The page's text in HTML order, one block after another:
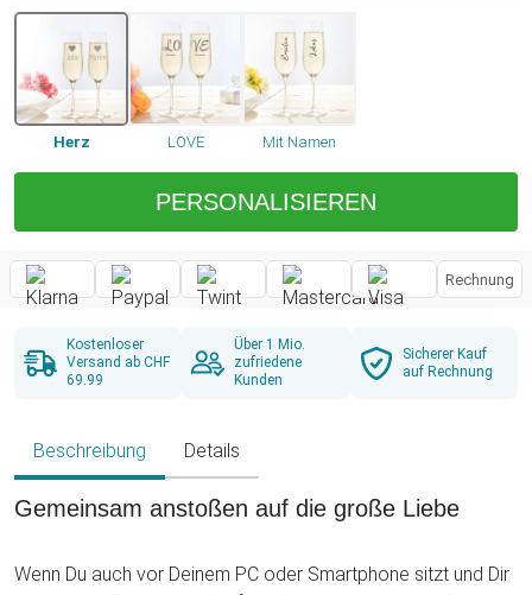
Herz LOVE Mit Namen
PERSONALISIEREN
Rechnung
Kostenloser
Versand ab CHF
69.99
Über 1 Mio.
zufriedene
Kunden
Sicherer Kauf
auf Rechnung
Beschreibung Details
Gemeinsam anstoßen auf die große Liebe
Wenn Du auch vor Deinem PC oder Smartphone sitzt und Dir